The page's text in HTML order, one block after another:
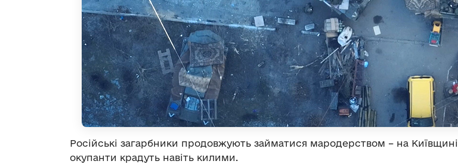
Російські загарбники продовжують займатися мародерством – на Київщині
окупанти крадуть навіть килими.